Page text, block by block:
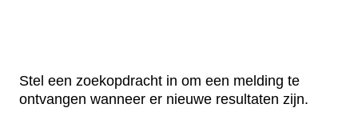
Stel een zoekopdracht in om een melding te
ontvangen wanneer er nieuwe resultaten zijn.